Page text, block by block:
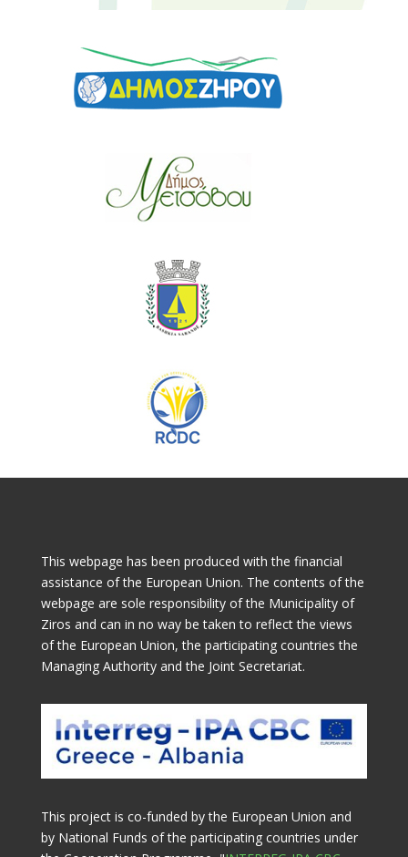
This webpage has been produced with the financial
assistance of the European Union. The contents of the
webpage are sole responsibility of the Municipality of
Ziros and can in no way be taken to reflect the views
of the European Union, the participating countries the
Managing Authority and the Joint Secretariat.
This project is co-funded by the European Union and
by National Funds of the participating countries under